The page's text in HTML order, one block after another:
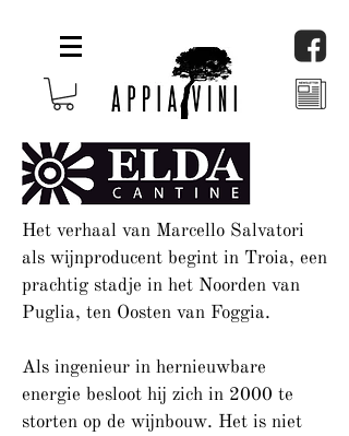
Het verhaal van Marcello Salvatori
als wijnproducent begint in Troia, een
prachtig stadje in het Noorden van
Puglia, ten Oosten van Foggia.
Als ingenieur in hernieuwbare
energie besloot hij zich in 2000 te
storten op de wijnbouw. Het is niet